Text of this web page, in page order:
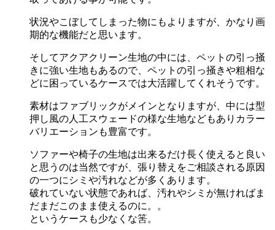
状況やこぼしてしまった物にもよりますが、かなり画
期的な機能だと思います。
そしてアクアクリーン生地の中には、ペットの引っ掻
きに強い生地もあるので、ペットの引っ掻きや粗相な
どに困っているケースでは大活躍してくれそうです。
素材はファブリックがメインとなりますが、中には型
押し風の人工スウェードの様な生地などもありカラー
バリエーションも豊富です。
ソファーや椅子の生地は出来るだけ長く使えると良い
と思うのは当然ですが、張り替えをご相談される原因
の一つにシミや汚れなどが多くあります。
破れていない状態であれば、汚れやシミが無ければま
だまだこのまま使えるのに。。
というケースも少なくな筈。